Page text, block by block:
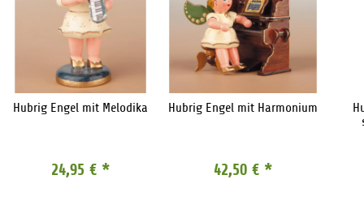
Hubrig Engel mit Melodika
24,95 € *
Hubrig Engel mit Harmonium
42,50 € *